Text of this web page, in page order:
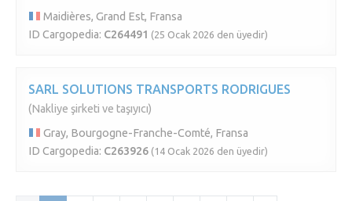
Maidières, Grand Est, Fransa
ID Cargopedia: C264491 (25 Ocak 2026 den üyedir)
SARL SOLUTIONS TRANSPORTS RODRIGUES
(Nakliye şirketi ve taşıyıcı)
Gray, Bourgogne-Franche-Comté, Fransa
ID Cargopedia: C263926 (14 Ocak 2026 den üyedir)